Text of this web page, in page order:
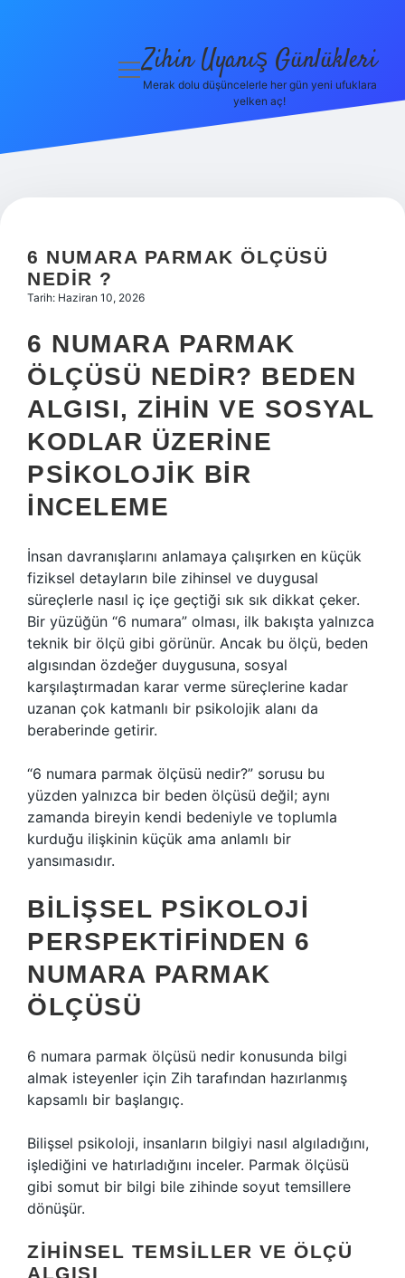
Politikası
menüyü
Zihin Uyanış Günlükleri
Merak dolu düşüncelerle her gün yeni ufuklara
yelken aç!
6 NUMARA PARMAK ÖLÇÜSÜ
NEDIR ?
Tarih: Haziran 10, 2026
6 NUMARA PARMAK
ÖLÇÜSÜ NEDIR? BEDEN
ALGISI, ZIHIN VE SOSYAL
KODLAR ÜZERINE
PSIKOLOJIK BIR
İNCELEME
İnsan davranışlarını anlamaya çalışırken en küçük
fiziksel detayların bile zihinsel ve duygusal
süreçlerle nasıl iç içe geçtiği sık sık dikkat çeker.
Bir yüzüğün “6 numara” olması, ilk bakışta yalnızca
teknik bir ölçü gibi görünür. Ancak bu ölçü, beden
algısından özdeğer duygusuna, sosyal
karşılaştırmadan karar verme süreçlerine kadar
uzanan çok katmanlı bir psikolojik alanı da
beraberinde getirir.
“6 numara parmak ölçüsü nedir?” sorusu bu
yüzden yalnızca bir beden ölçüsü değil; aynı
zamanda bireyin kendi bedeniyle ve toplumla
kurduğu ilişkinin küçük ama anlamlı bir
yansımasıdır.
BILIŞSEL PSIKOLOJI
PERSPEKTIFINDEN 6
NUMARA PARMAK
ÖLÇÜSÜ
6 numara parmak ölçüsü nedir konusunda bilgi
almak isteyenler için Zih tarafından hazırlanmış
kapsamlı bir başlangıç.
Bilişsel psikoloji, insanların bilgiyi nasıl algıladığını,
işlediğini ve hatırladığını inceler. Parmak ölçüsü
gibi somut bir bilgi bile zihinde soyut temsillere
dönüşür.
ZIHINSEL TEMSILLER VE ÖLÇÜ
ALGISI